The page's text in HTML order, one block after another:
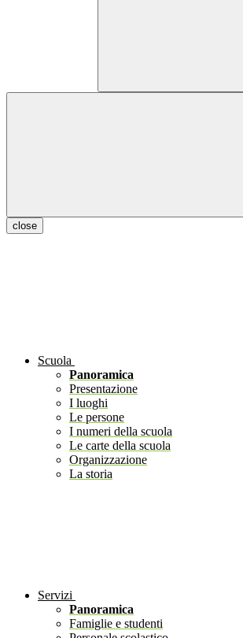
close
Scuola
Panoramica
Presentazione
I luoghi
Le persone
I numeri della scuola
Le carte della scuola
Organizzazione
La storia
Servizi
Panoramica
Famiglie e studenti